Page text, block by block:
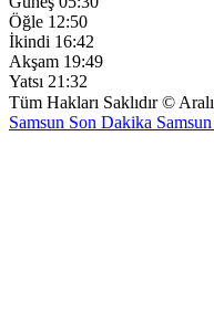
Öğle 12:50
İkindi 16:42
Akşam 19:49
Yatsı 21:32
Tüm Hakları Saklıdır ©
Samsun Son Dakika